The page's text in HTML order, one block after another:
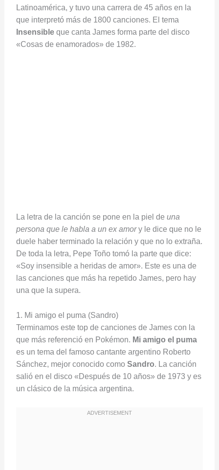
Latinoamérica, y tuvo una carrera de 45 años en la
que interpretó más de 1800 canciones. El tema
Insensible que canta James forma parte del disco
«Cosas de enamorados» de 1982.
La letra de la canción se pone en la piel de una
persona que le habla a un ex amory le dice que no le
duele haber terminado la relación y que no lo extraña.
De toda la letra, Pepe Toño tomó la parte que dice:
«Soy insensible a heridas de amor». Este es una de
las canciones que más ha repetido James, pero hay
una que la supera.
1. Mi amigo el puma (Sandro)
Terminamos este top de canciones de James con la
que más referenció en Pokémon. Mi amigo el puma
es un tema del famoso cantante argentino Roberto
Sánchez, mejor conocido como Sandro. La canción
salió en el disco «Después de 10 años» de 1973 y es
un clásico de la música argentina.